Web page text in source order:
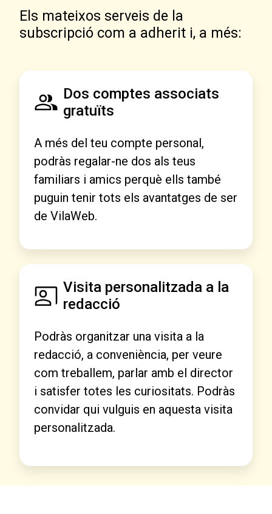
Els mateixos serveis de la
subscripció com a adherit i, a més:
Dos comptes associats
gratuïts
A més del teu compte personal,
podràs regalar-ne dos als teus
familiars i amics perquè ells també
puguin tenir tots els avantatges de ser
de VilaWeb.
Visita personalitzada a la
redacció
Podràs organitzar una visita a la
redacció, a conveniència, per veure
com treballem, parlar amb el director
i satisfer totes les curiositats. Podràs
convidar qui vulguis en aquesta visita
personalitzada.